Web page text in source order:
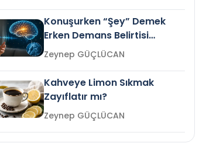
Konuşurken “Şey” Demek
Erken Demans Belirtisi
Olabilir mi?Zeynep GÜÇLÜCAN
Kahveye Limon Sıkmak
Zayıflatır mı?
Zeynep GÜÇLÜCAN